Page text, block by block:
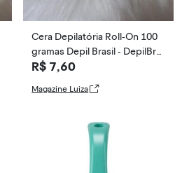
Cera Depilatória Roll-On 100
gramas Depil Brasil - DepilBra
sil, CAMOMI
R$ 7,60
Magazine Luiza